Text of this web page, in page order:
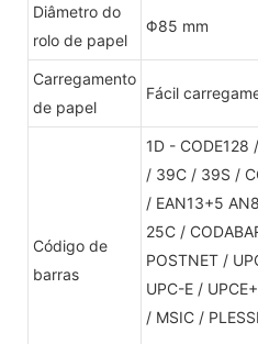
Diâmetro do
rolo de papel
Φ85 mm
Carregamento
de papel
Fácil
Código de
barras
1D - CODE128
/ 39C / 39S /
/ EAN13+5
25C /
POSTNET /
UPC-E /
/ MSIC /